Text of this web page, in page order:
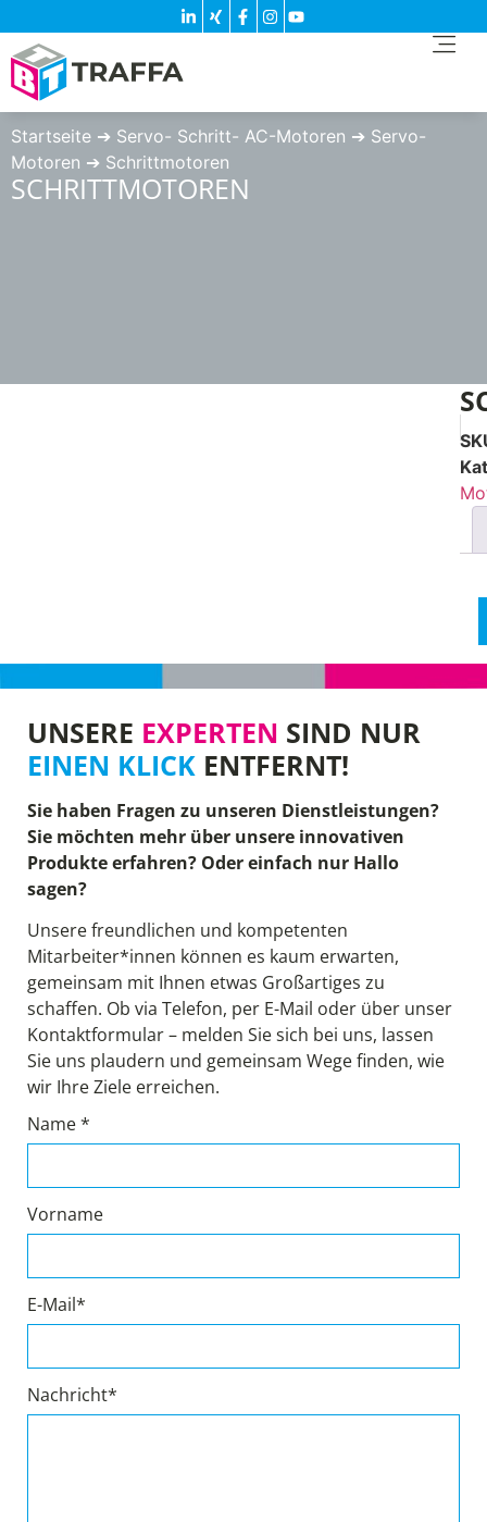
Startseite ➔ Servo- Schritt- AC-Motoren ➔ Servo-
Motoren ➔ Schrittmotoren
SCHRITTMOTOREN
UNSERE EXPERTEN SIND NUR
EINEN KLICK ENTFERNT!
Sie haben Fragen zu unseren Dienstleistungen?
Sie möchten mehr über unsere innovativen
Produkte erfahren? Oder einfach nur Hallo
sagen?
Unsere freundlichen und kompetenten
Mitarbeiter*innen können es kaum erwarten,
gemeinsam mit Ihnen etwas Großartiges zu
schaffen. Ob via Telefon, per E-Mail oder über unser
Kontaktformular – melden Sie sich bei uns, lassen
Sie uns plaudern und gemeinsam Wege finden, wie
wir Ihre Ziele erreichen.
Name *
Vorname
E-Mail*
Nachricht*